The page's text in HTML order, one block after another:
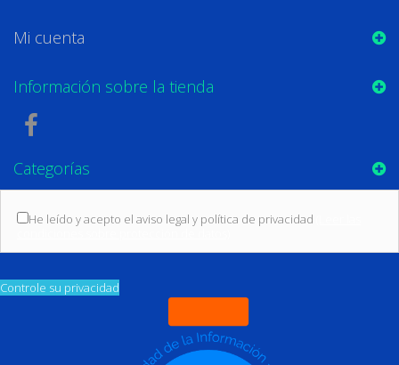
Mi cuenta
Información sobre la tienda
Categorías
He leído y acepto el aviso legal y política de privacidad
Controle su privacidad